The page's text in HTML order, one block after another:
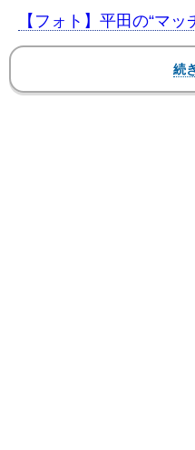
【フォト】平田の“マ
過去のマッスルビキニ